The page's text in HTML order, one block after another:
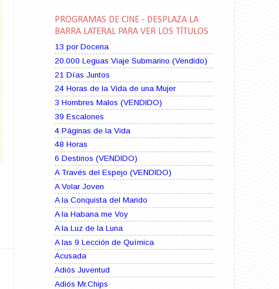
PROGRAMAS DE CINE - DESPLAZA LA
BARRA LATERAL PARA VER LOS TÍTULOS
13 por Docena
20.000 Leguas Viaje Submarino (Vendido)
21 Días Juntos
24 Horas de la Vida de una Mujer
3 Hombres Malos (VENDIDO)
39 Escalones
4 Páginas de la Vida
48 Horas
6 Destinos (VENDIDO)
A Través del Espejo (VENDIDO)
A Volar Joven
A la Conquista del Marido
A la Habana me Voy
A la Luz de la Luna
A las 9 Lección de Química
Acusada
Adiós Juventud
Adiós Mr.Chips